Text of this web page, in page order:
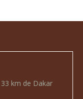
km de Dakar